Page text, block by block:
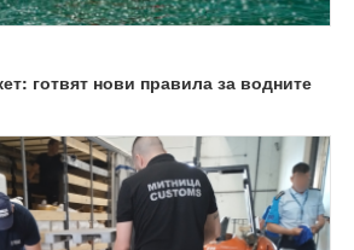
готвят нови правила за водните